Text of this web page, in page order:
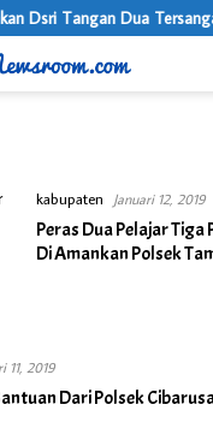
Dsri Tangan Dua
kabupaten Januari 12, 2019
Peras Dua Pelajar
Di Amankan Polsek
11, 2019
Dari Polsek